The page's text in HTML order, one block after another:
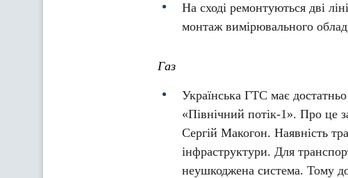
На сході ремонтуються дві
монтаж вимірювального
Газ
Українська ГТС має
«Північний потік-1». Про це
Сергій Макогон. Наявність
інфраструктури. Для
неушкоджена система. Тому